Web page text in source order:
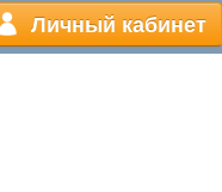
Личный кабинет